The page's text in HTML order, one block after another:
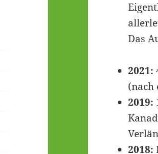
Das
2021:
(nach
2019:
2018: